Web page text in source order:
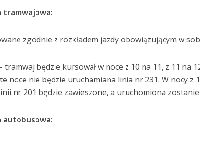
tramwajowa:
zgodnie z rozkładem jazdy obowiązującym w
tramwaj będzie kursował w noce z 10 na 11, z 11 na
noce nie będzie uruchamiana linia nr 231. W nocy z
nr 201 będzie zawieszone, a uruchomiona
autobusowa: